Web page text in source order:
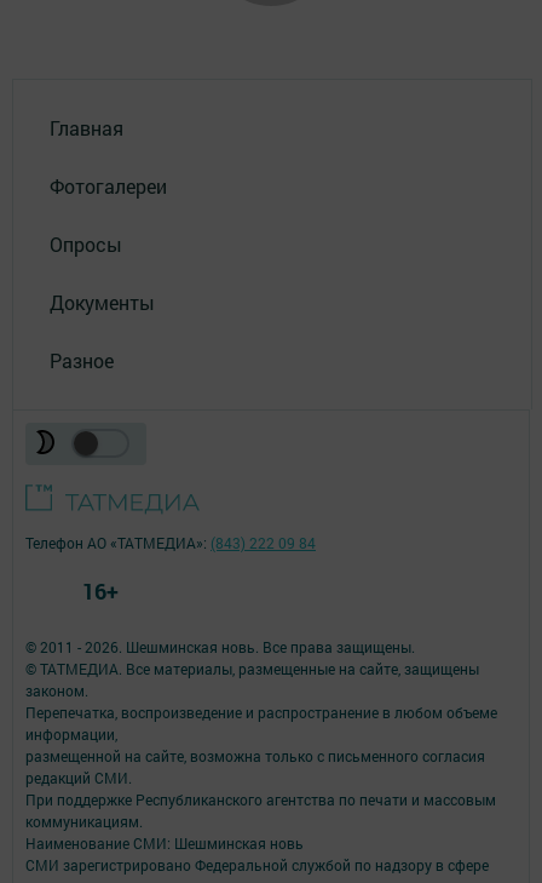
Главная
Фотогалереи
Опросы
Документы
Разное
© 2011 - 2026. Шешминская новь. Все права защищены.
© ТАТМЕДИА. Все материалы, размещенные на сайте, защищены
законом.
Перепечатка, воспроизведение и распространение в любом объеме
информации,
размещенной на сайте, возможна только с письменного согласия
редакций СМИ.
При поддержке Республиканского агентства по печати и массовым
коммуникациям.
Наименование СМИ: Шешминская новь
СМИ зарегистрировано Федеральной службой по надзору в сфере
Телефон АО «ТАТМЕДИА»: (843) 222 09 84
16+